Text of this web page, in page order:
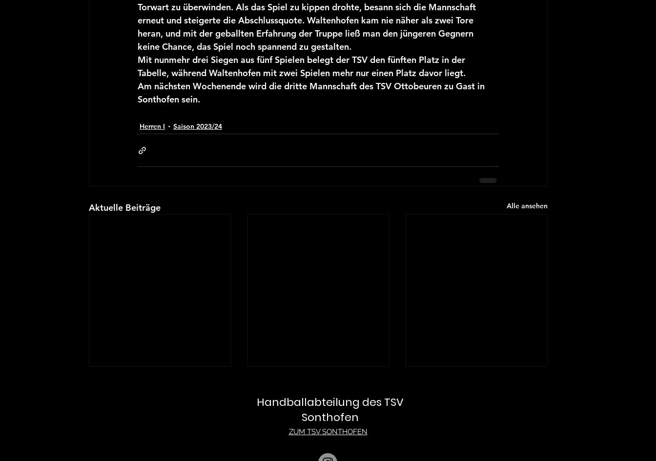
Torwart zu überwinden. Als das Spiel zu kippen drohte, besann sich die Mannschaft
erneut und steigerte die Abschlussquote. Waltenhofen kam nie näher als zwei Tore
heran, und mit der geballten Erfahrung der Truppe ließ man den jüngeren Gegnern
keine Chance, das Spiel noch spannend zu gestalten.
Mit nunmehr drei Siegen aus fünf Spielen belegt der TSV den fünften Platz in der
Tabelle, während Waltenhofen mit zwei Spielen mehr nur einen Platz davor liegt.
Am nächsten Wochenende wird die dritte Mannschaft des TSV Ottobeuren zu Gast in
Sonthofen sein.
Herren I Saison 2023/24
Aktuelle Beiträge Alle ansehen
Handballabteilung des TSV
Sonthofen
ZUM TSV SONTHOFEN